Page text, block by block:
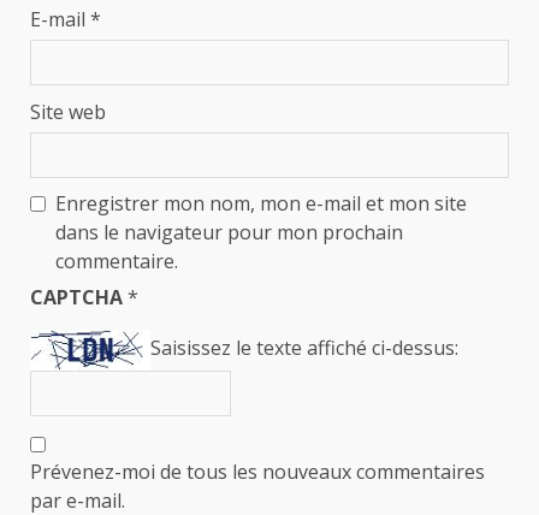
E-mail *
Site web
Enregistrer mon nom, mon e-mail et mon site
dans le navigateur pour mon prochain
commentaire.
CAPTCHA*
Saisissez le texte affiché ci-dessus:
Prévenez-moi de tous les nouveaux commentaires
par e-mail.